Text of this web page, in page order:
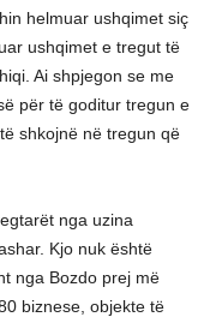
helmuar ushqimet siç
ushqimet e tregut të
Ai shpjegon se me
për të goditur tregun e
shkojnë në tregun që
nga uzina
Kjo nuk është
nga Bozdo prej më
biznese, objekte të